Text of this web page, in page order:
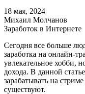
18 мая, 2024
Михаил Молчанов
Заработок в Интернете
Сегодня все больше
заработка на онлайн-
увлекательное хобби,
дохода. В данной
зарабатывать на
существуют.